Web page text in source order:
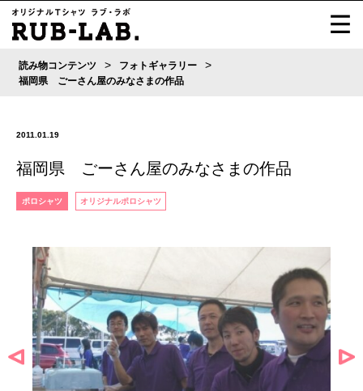
読み物コンテンツ > フォトギャラリー >
福岡県 ごーさん屋のみなさまの作品
2011.01.19
福岡県 ごーさん屋のみなさまの作品
ポロシャツ オリジナルポロシャツ